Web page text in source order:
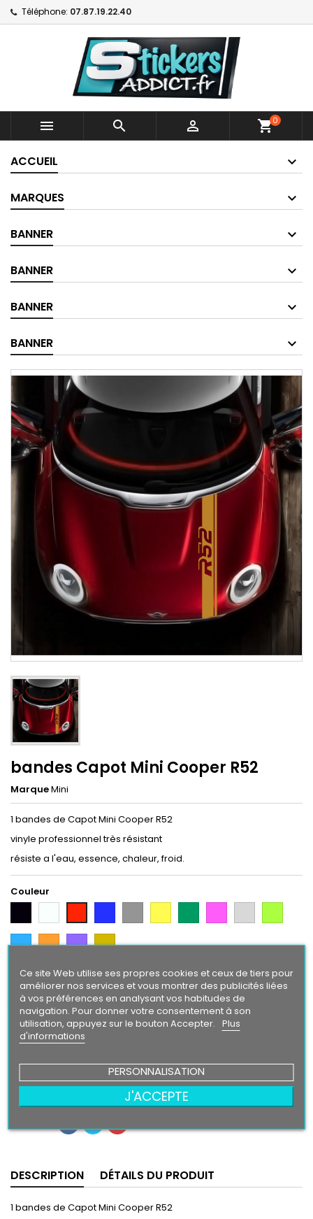
Téléphone: 07.87.19.22.40
   shopping_cart0
ACCUEIL
MARQUES
BANNER
BANNER
BANNER
BANNER
bandes Capot Mini Cooper R52
MarqueMini
1 bandes de Capot Mini Cooper R52
vinyle professionnel très résistant
résiste a l'eau, essence, chaleur, froid.
Couleur
ArgentCitron
Finition
Brillant
Mat
29,90 €
Quantité  Ajouter au panier
DESCRIPTION DÉTAILS DU PRODUIT
1 bandes de Capot Mini Cooper R52
Ce site Web utilise ses propres cookies et ceux de tiers pour
améliorer nos services et vous montrer des publicités liées
à vos préférences en analysant vos habitudes de
navigation. Pour donner votre consentement à son
utilisation, appuyez sur le bouton Accepter. Plus
d'informations
PERSONNALISATION
J'ACCEPTE